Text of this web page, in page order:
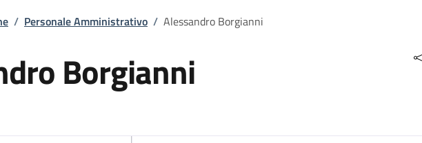
/ Personale Amministrativo / Alessandro Borgianni
Borgianni